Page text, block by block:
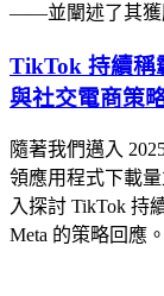
——並闡述了其獲
TikTok 持續稱
與社交電商策
隨著我們邁入
領應用程式下載
入探討 TikTok 持
Meta 的策略回應